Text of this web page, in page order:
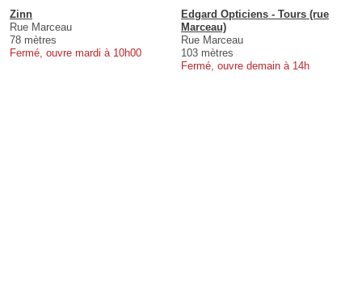
Zinn
Rue Marceau
78 mètres
Fermé, ouvre mardi à 10h00
Edgard Opticiens - Tours (rue
Marceau)
Rue Marceau
103 mètres
Fermé, ouvre demain à 14h